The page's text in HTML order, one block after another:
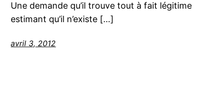
Une demande qu’il trouve tout à fait légitime
estimant qu’il n’existe […]
avril 3, 2012